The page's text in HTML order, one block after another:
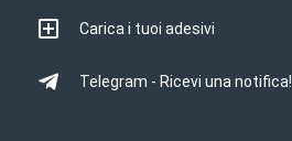
Carica i tuoi adesivi
Telegram - Ricevi una notifica!